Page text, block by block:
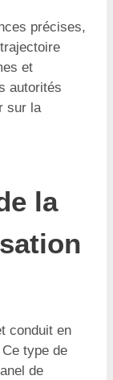
précises,
et
autorités
sur la
la
conduit en
type de
de